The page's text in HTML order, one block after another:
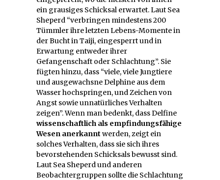
ein grausiges Schicksal erwartet. Laut Sea
Sheperd “verbringen mindestens 200
Tümmler ihre letzten Lebens-Momente in
der Bucht in Taiji, eingesperrt und in
Erwartung entweder ihrer
Gefangenschaft oder Schlachtung”. Sie
fügten hinzu, dass “viele, viele Jungtiere
und ausgewachsne Delphine aus dem
Wasser hochspringen, und Zeichen von
Angst sowie unnatürliches Verhalten
zeigen”. Wenn man bedenkt, dass Delfine
wissenschaftlich als empfindungsfähige
Wesen anerkannt werden, zeigt ein
solches Verhalten, dass sie sich ihres
bevorstehenden Schicksals bewusst sind.
Laut Sea Sheperd und anderen
Beobachtergruppen sollte die Schlachtung